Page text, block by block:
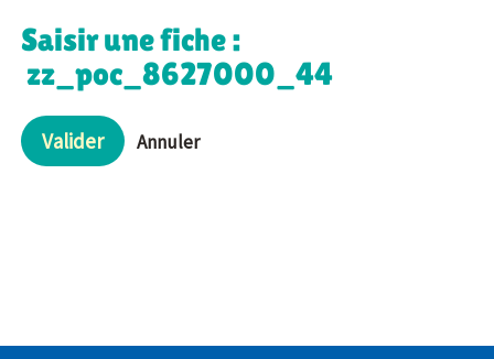
Saisir une fiche :
zz_poc_8627000_44
Valider Annuler